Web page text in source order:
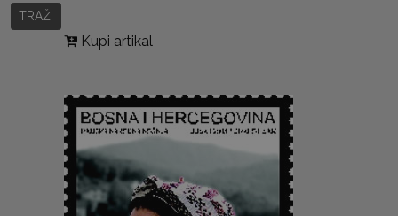
TRAŽI
Kupi artikal